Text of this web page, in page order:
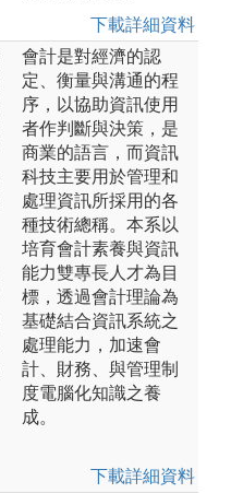
下載詳細資料
會計是對經濟的認
定、衡量與溝通的程
序，以協助資訊使用
者作判斷與決策，是
商業的語言，而資訊
科技主要用於管理和
處理資訊所採用的各
種技術總稱。本系以
培育會計素養與資訊
能力雙專長人才為目
標，透過會計理論為
基礎結合資訊系統之
處理能力，加速會
計、財務、與管理制
度電腦化知識之養
成。
下載詳細資料